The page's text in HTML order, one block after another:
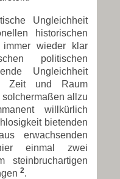
Ungleichheit
historischen
wieder klar
politischen
Ungleichheit
Zeit und Raum
allzu
willkürlich
bietenden
erwachsenden
einmal zwei
steinbruchartigen
2.